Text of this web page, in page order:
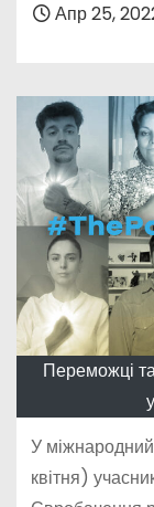
Апр 25,
Переможці
У
квітня)